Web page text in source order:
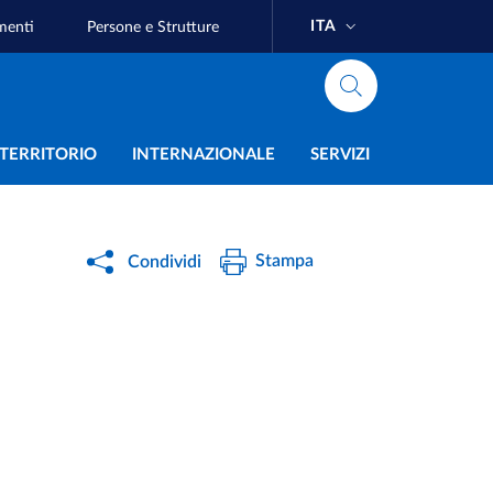
Persone e Strutture ITA
INTERNAZIONALE SERVIZI
Condividi Stampa